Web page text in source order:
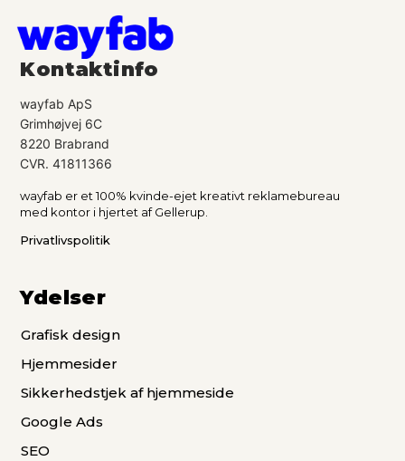
Kontaktinfo
wayfab ApS
Grimhøjvej 6C
8220 Brabrand
CVR. 41811366
wayfab er et 100% kvinde-ejet kreativt reklamebureau
med kontor i hjertet af Gellerup.
Privatlivspolitik
Ydelser
Grafisk design
Hjemmesider
Sikkerhedstjek af hjemmeside
Google Ads
SEO